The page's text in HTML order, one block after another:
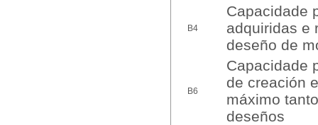
B4
Capacidade
adquiridas e
deseño de
B6
Capacidade
de creación
máximo
deseños